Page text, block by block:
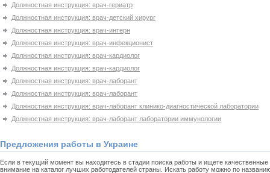
Должностная инструкция: врач-гериатр
Должностная инструкция: врач-детский хирург
Должностная инструкция: врач-интерн
Должностная инструкция: врач-инфекционист
Должностная инструкция: врач-кардиолог
Должностная инструкция: врач-кардиолог
Должностная инструкция: врач-лаборант
Должностная инструкция: врач-лаборант
Должностная инструкция: врач-лаборант клинико-диагностической лаборатории
Должностная инструкция: врач-лаборант лаборатории иммунологии
Предложения работы в Украине
Если в текущий момент вы находитесь в стадии поиска работы и ищете
внимание на каталог лучших работодателей страны. Искать работу можно по